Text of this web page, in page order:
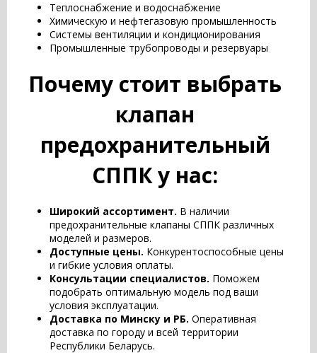
Теплоснабжение и водоснабжение
Химическую и нефтегазовую промышленность
Системы вентиляции и кондиционирования
Промышленные трубопроводы и резервуары
Почему стоит выбрать
клапан
предохранительный
СППК у нас:
Широкий ассортимент. В наличии
предохранительные клапаны СППК различных
моделей и размеров.
Доступные цены. Конкурентоспособные цены
и гибкие условия оплаты.
Консультации специалистов. Поможем
подобрать оптимальную модель под ваши
условия эксплуатации.
Доставка по Минску и РБ. Оперативная
доставка по городу и всей территории
Республики Беларусь.